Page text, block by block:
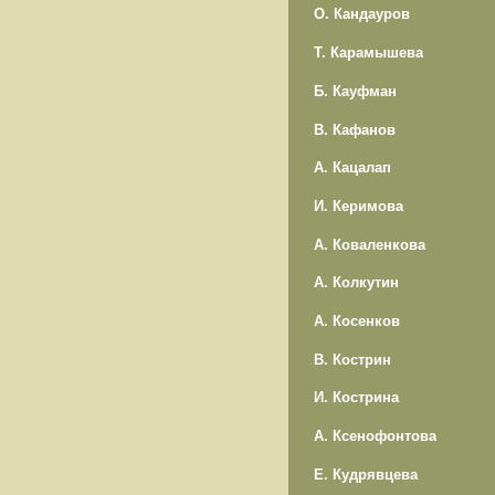
О. Кандауров
Т. Карамышева
Б. Кауфман
В. Кафанов
А. Кацалап
И. Керимова
А. Коваленкова
А. Колкутин
А. Косенков
В. Кострин
И. Кострина
А. Ксенофонтова
Е. Кудрявцева